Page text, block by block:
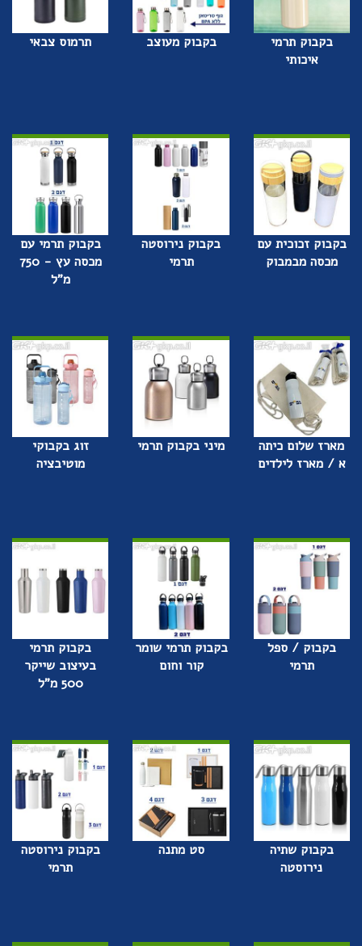
בקבוק תרמי
איכותי
בקבוק מעוצב תרמוס צבאי
בקבוק זכוכית עם
מכסה מבמבוק
בקבוק נירוסטה
תרמי
בקבוק תרמי עם
מכסה עץ - 750
מ"ל
מארז שלום כיתה
א / מארז לילדים
מיני בקבוק תרמי
זוג בקבוקי
מוטיבציה
בקבוק / ספל
תרמי
בקבוק תרמי שומר
קור וחום
בקבוק תרמי
בעיצוב שייקר
500 מ"ל
בקבוק שתיה
נירוסטה
סט מתנה
בקבוק נירוסטה
תרמי